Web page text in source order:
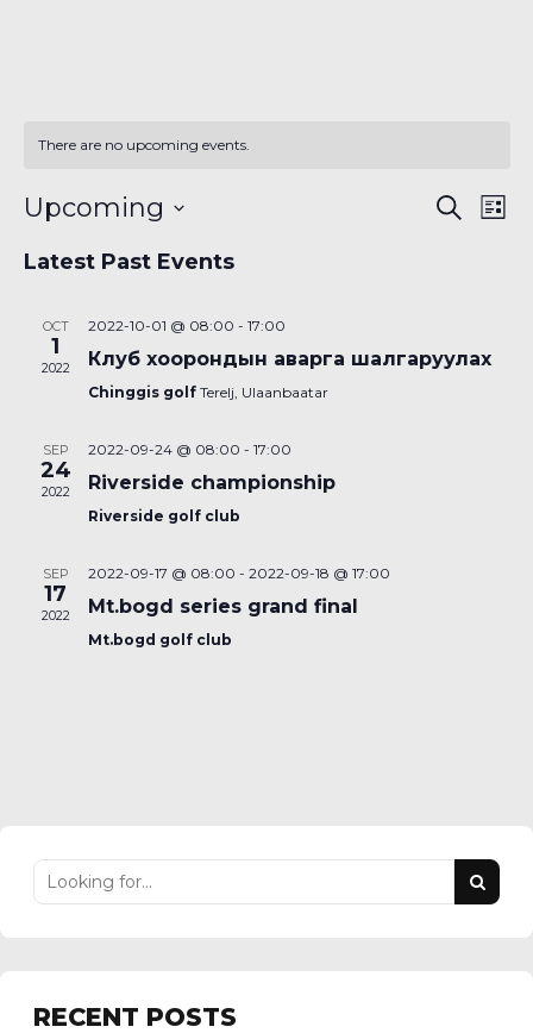
There are no upcoming events.
Search
List
Upcoming
date.
Latest Past Events
OCT
1
2022
2022-10-01 @ 08:00 - 17:00
Клуб хоорондын аварга шалгаруулах
Chinggis golf Terelj, Ulaanbaatar
SEP
24
2022
2022-09-24 @ 08:00 - 17:00
Riverside championship
Riverside golf club
SEP
17
2022
2022-09-17 @ 08:00 - 2022-09-18 @ 17:00
Mt.bogd series grand final
Mt.bogd golf club
RECENT POSTS